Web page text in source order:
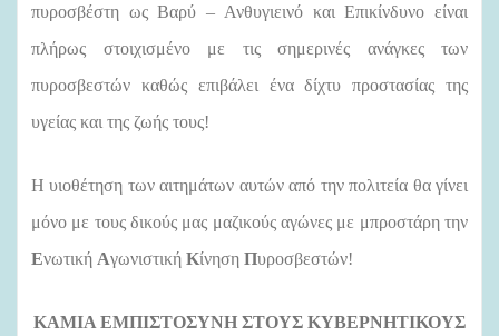
πυροσβέστη ως Βαρύ – Ανθυγιεινό και Επικίνδυνο είναι
πλήρως στοιχισμένο με τις σημερινές ανάγκες των
πυροσβεστών καθώς επιβάλει ένα δίχτυ προστασίας της
υγείας και της ζωής τους!
Η υιοθέτηση των αιτημάτων αυτών από την πολιτεία θα γίνει
μόνο με τους δικούς μας μαζικούς αγώνες με μπροστάρη την
Ενωτική Αγωνιστική Κίνηση Πυροσβεστών!
ΚΑΜΙΑ ΕΜΠΙΣΤΟΣΥΝΗ ΣΤΟΥΣ ΚΥΒΕΡΝΗΤΙΚΟΥΣ